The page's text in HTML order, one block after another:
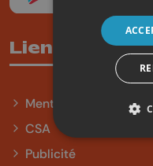
Liens utiles
Mentions légales
CSA
Publicité